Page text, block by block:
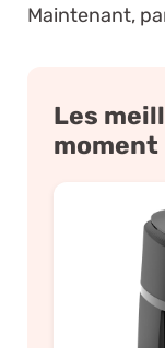
Maintenant,
Les
moment